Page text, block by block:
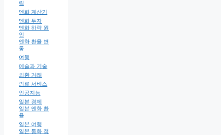
림
엔화 계산기
엔화 투자
엔화 하락 원
인
엔화 환율 변
동
여행
예술과 기술
외환 거래
의료 서비스
인공지능
일본 경제
일본 엔화 환
율
일본 여행
일본 통화 정